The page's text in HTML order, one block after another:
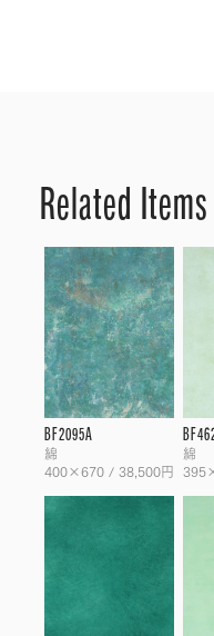
Related Items
BF2095A
綿
400×670 / 38,500円
綿